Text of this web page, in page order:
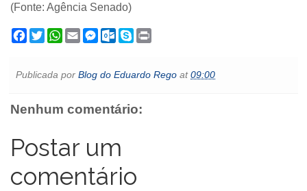
(Fonte: Agência Senado)
F
a
b
k
T
w
t
W
h
s
p
E
m
l
M
e
e
e
O
u
o
.
m
S
k
e
t
Publicada por Blog do Eduardo Rego at09:00
Nenhum comentário:
Postar um
comentário